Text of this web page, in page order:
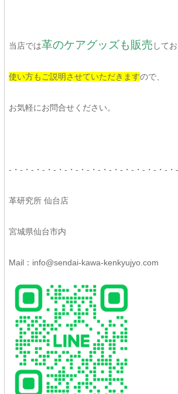
当店では革のケアグッズも販売 して
使い方もご説明させていただきますので、
お気軽にお問合せください。
-・-・-・-・-・-・-・-・-・-・-・-・-・-・-・-
革研究所 仙台店
宮城県仙台市内
Mail：info@sendai-kawa-kenkyujyo.com